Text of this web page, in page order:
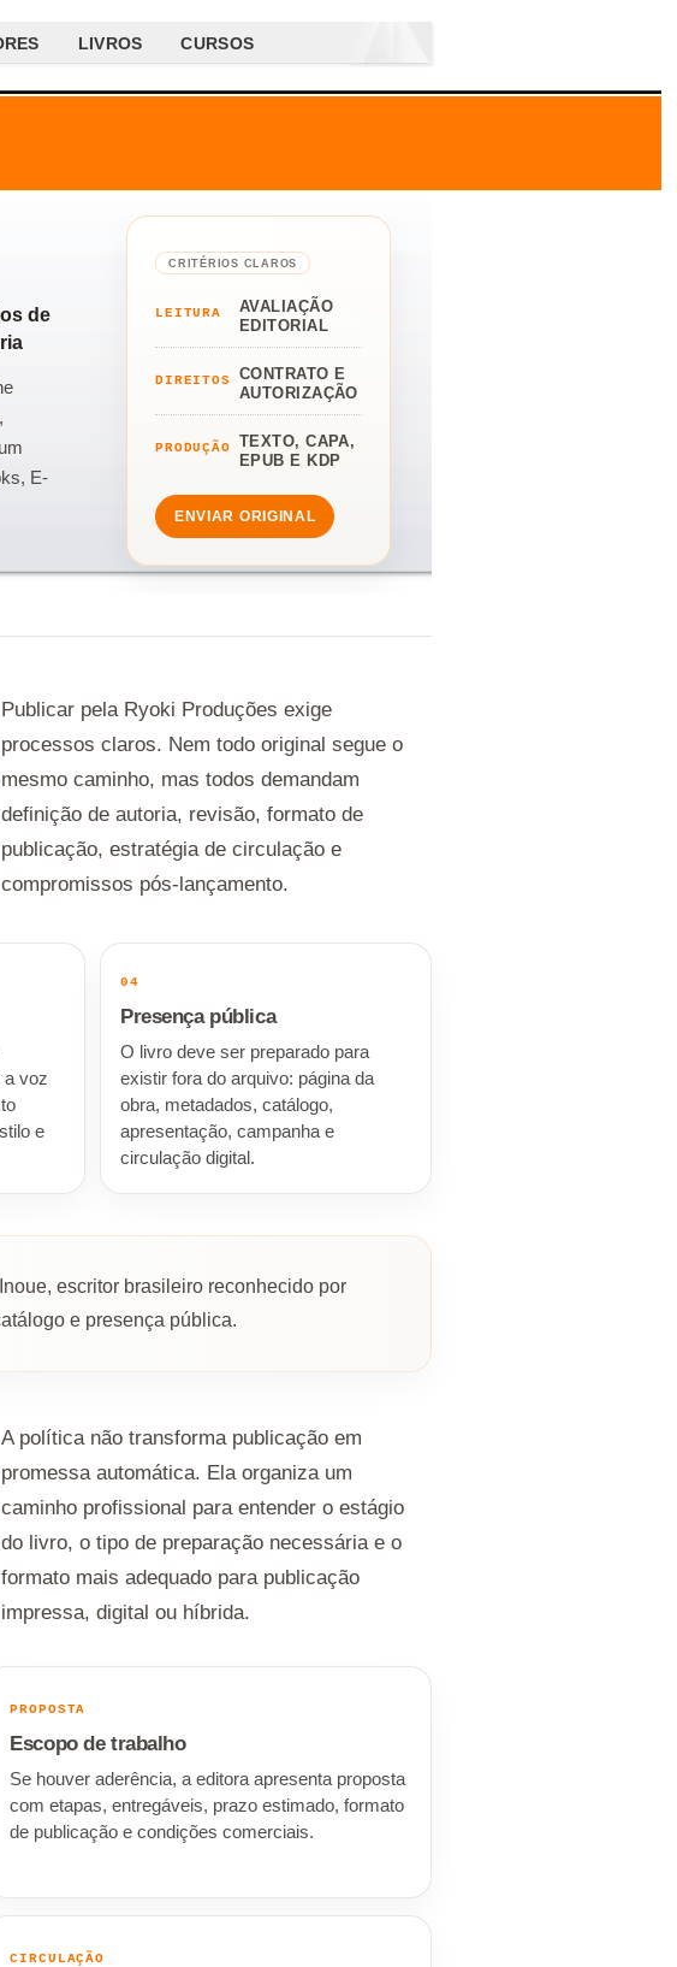
LIVROS CURSOS
de
E-
CRITÉRIOS CLAROS
LEITURA
AVALIAÇÃO
EDITORIAL
DIREITOS
CONTRATO E
AUTORIZAÇÃO
PRODUÇÃO
TEXTO, CAPA,
EPUB E KDP
ENVIAR ORIGINAL
Publicar pela Ryoki Produções exige
processos claros. Nem todo original segue o
mesmo caminho, mas todos demandam
definição de autoria, revisão, formato de
publicação, estratégia de circulação e
compromissos pós-lançamento.
a voz
e
04
Presença pública
O livro deve ser preparado para
existir fora do arquivo: página da
obra, metadados, catálogo,
apresentação, campanha e
circulação digital.
escritor brasileiro reconhecido por
e presença pública.
A política não transforma publicação em
promessa automática. Ela organiza um
caminho profissional para entender o estágio
do livro, o tipo de preparação necessária e o
formato mais adequado para publicação
impressa, digital ou híbrida.
PROPOSTA
Escopo de trabalho
Se houver aderência, a editora apresenta proposta
com etapas, entregáveis, prazo estimado, formato
de publicação e condições comerciais.
CIRCULAÇÃO